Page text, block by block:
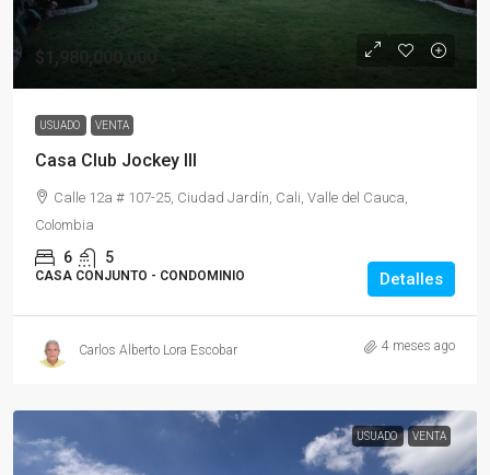
$1,980,000,000
USUADO VENTA
Casa Club Jockey III
Calle 12a # 107-25, Ciudad Jardín, Cali, Valle del Cauca,
Colombia
6 5
CASA CONJUNTO - CONDOMINIO Detalles
Carlos Alberto Lora Escobar 4 meses ago
USUADO VENTA